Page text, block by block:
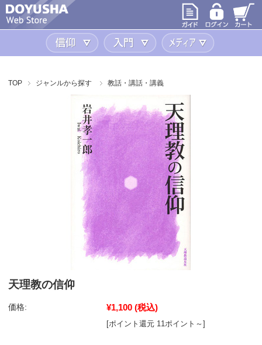
信仰 入門
TOP ジャンルから探す 教話・講話・講義
天理教の信仰
価格: ¥1,100 (税込)
[ポイント還元 11ポイント～]